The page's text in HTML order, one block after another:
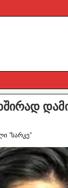
”სარკე”